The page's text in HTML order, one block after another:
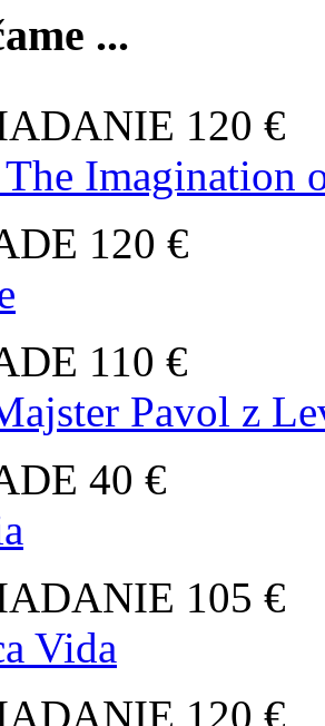
...
120 €
Imagination
120 €
110 €
Pavol z
40 €
105 €
Vida
120 €